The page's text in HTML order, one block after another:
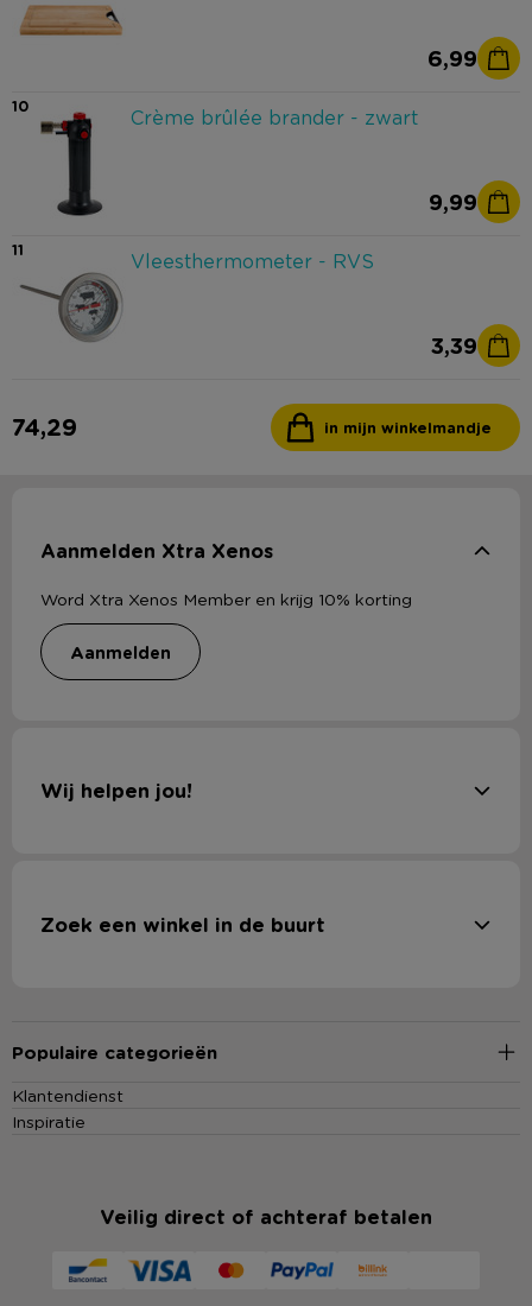
6,99
10 Crème brûlée brander - zwart
9,99
11 Vleesthermometer - RVS
3,39
74,29 in mijn winkelmandje
Aanmelden Xtra Xenos
Word Xtra Xenos Member en krijg 10% korting
aanmelden
Wij helpen jou!
Zoek een winkel in de buurt
Populaire categorieën
Klantendienst
Inspiratie
Veilig direct of achteraf betalen